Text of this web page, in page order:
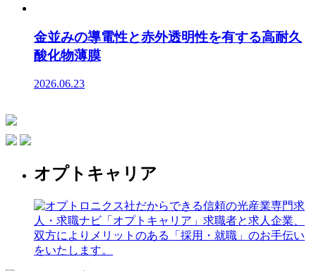
金並みの導電性と赤外透明性を有する高耐久
酸化物薄膜
2026.06.23
オプトキャリア